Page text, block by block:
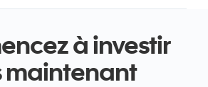
à investir
maintenant